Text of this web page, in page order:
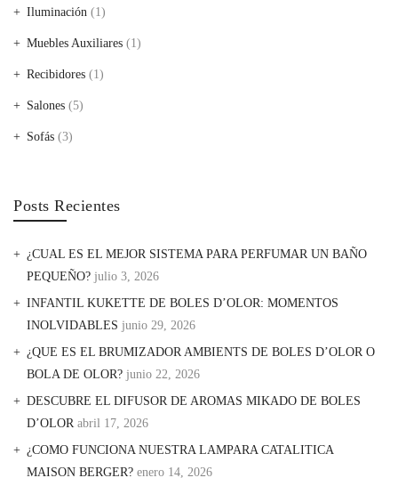
Iluminación (1)
Muebles Auxiliares (1)
Recibidores (1)
Salones (5)
Sofás (3)
Posts Recientes
¿CUAL ES EL MEJOR SISTEMA PARA PERFUMAR UN BAÑO
PEQUEÑO? julio 3, 2026
INFANTIL KUKETTE DE BOLES D’OLOR: MOMENTOS
INOLVIDABLES junio 29, 2026
¿QUE ES EL BRUMIZADOR AMBIENTS DE BOLES D’OLOR O
BOLA DE OLOR? junio 22, 2026
DESCUBRE EL DIFUSOR DE AROMAS MIKADO DE BOLES
D’OLOR abril 17, 2026
¿COMO FUNCIONA NUESTRA LAMPARA CATALITICA
MAISON BERGER? enero 14, 2026